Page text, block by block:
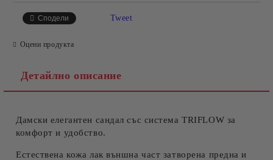
Сподели Tweet
Оцени продукта
Детайлно описание
Дамски елегантен сандал със система TRIFLOW за
комфорт и удобство.
Естествена кожа лак външна част затворена предна и